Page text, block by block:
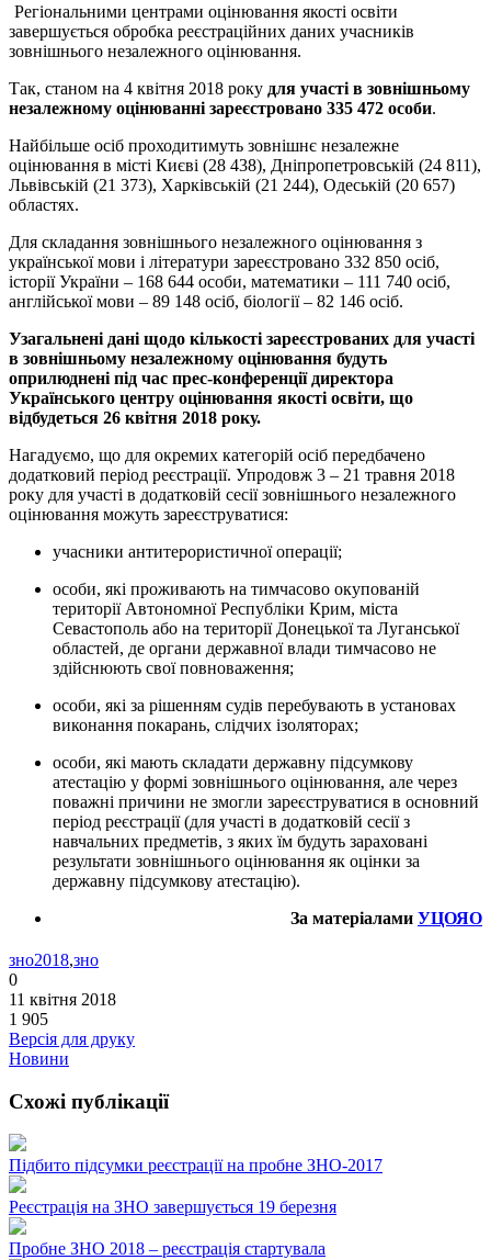
Регіональними центрами оцінювання якості освіти
завершується обробка реєстраційних даних учасників
зовнішнього незалежного оцінювання.
Так, станом на 4 квітня 2018 року для участі в зовнішньому
незалежному оцінюванні зареєстровано 335 472 особи.
Найбільше осіб проходитимуть зовнішнє незалежне
оцінювання в місті Києві (28 438), Дніпропетровській (24 811),
Львівській (21 373), Харківській (21 244), Одеській (20 657)
областях.
Для складання зовнішнього незалежного оцінювання з
української мови і літератури зареєстровано 332 850 осіб,
історії України – 168 644 особи, математики – 111 740 осіб,
англійської мови – 89 148 осіб, біології – 82 146 осіб.
Узагальнені дані щодо кількості зареєстрованих для участі
в зовнішньому незалежному оцінювання будуть
оприлюднені під час прес-конференції директора
Українського центру оцінювання якості освіти, що
відбудеться 26 квітня 2018 року.
Нагадуємо, що для окремих категорій осіб передбачено
додатковий період реєстрації. Упродовж 3 – 21 травня 2018
року для участі в додатковій сесії зовнішнього незалежного
оцінювання можуть зареєструватися:
учасники антитерористичної операції;
особи, які проживають на тимчасово окупованій
території Автономної Республіки Крим, міста
Севастополь або на території Донецької та Луганської
областей, де органи державної влади тимчасово не
здійснюють свої повноваження;
особи, які за рішенням судів перебувають в установах
виконання покарань, слідчих ізоляторах;
особи, які мають складати державну підсумкову
атестацію у формі зовнішнього оцінювання, але через
поважні причини не змогли зареєструватися в основний
період реєстрації (для участі в додатковій сесії з
навчальних предметів, з яких їм будуть зараховані
результати зовнішнього оцінювання як оцінки за
державну підсумкову атестацію).
За матеріалами УЦОЯО
зно2018,зно
0
11 квітня 2018
1 905
Версія для друку
Новини
Схожі публікації
Підбито підсумки реєстрації на пробне ЗНО-2017
Реєстрація на ЗНО завершується 19 березня
Пробне ЗНО 2018 – реєстрація стартувала